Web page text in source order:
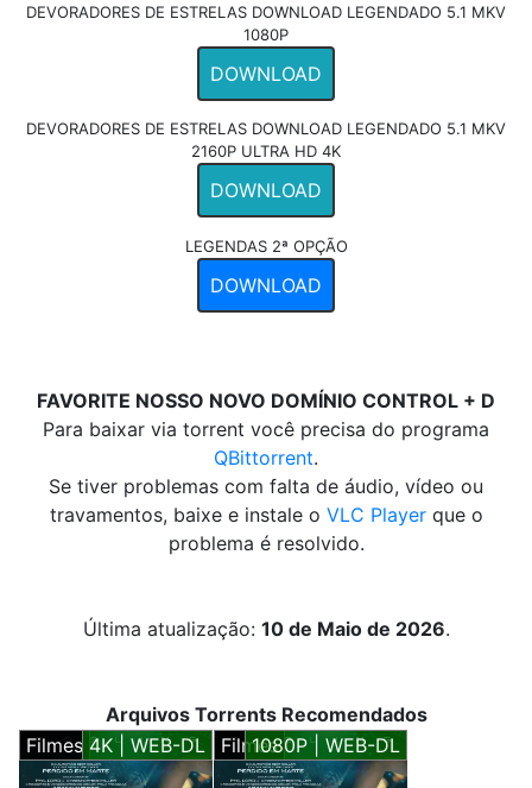
DEVORADORES DE ESTRELAS DOWNLOAD LEGENDADO 5.1 MKV
1080P
DOWNLOAD
DEVORADORES DE ESTRELAS DOWNLOAD LEGENDADO 5.1 MKV
2160P ULTRA HD 4K
DOWNLOAD
LEGENDAS 2ª OPÇÃO
DOWNLOAD
FAVORITE NOSSO NOVO DOMÍNIO CONTROL + D
Para baixar via torrent você precisa do programa
QBittorrent.
Se tiver problemas com falta de áudio, vídeo ou
travamentos, baixe e instale o VLC Playerque o
problema é resolvido.
Última atualização: 10 de Maio de 2026.
Arquivos Torrents Recomendados
Filmes 4K | WEB-DL Filmes1080P | WEB-DL